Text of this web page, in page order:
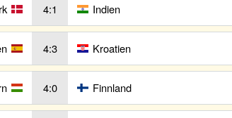
4:1 Indien
4:3 Kroatien
4:0 Finnland